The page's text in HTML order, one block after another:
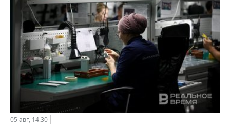
05 авг, 14:30